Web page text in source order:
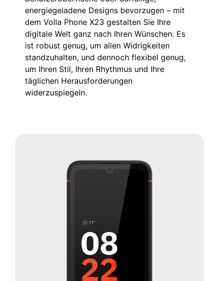
energiegeladene Designs bevorzugen – mit
dem Volla Phone X23 gestalten Sie Ihre
digitale Welt ganz nach Ihren Wünschen. Es
ist robust genug, um allen Widrigkeiten
standzuhalten, und dennoch flexibel genug,
um Ihren Stil, Ihren Rhythmus und Ihre
täglichen Herausforderungen
widerzuspiegeln.